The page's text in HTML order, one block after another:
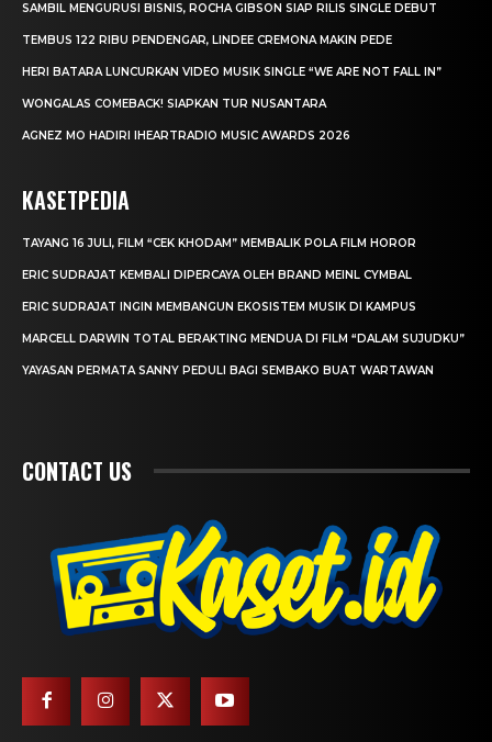
SAMBIL MENGURUSI BISNIS, ROCHA GIBSON SIAP RILIS SINGLE DEBUT
TEMBUS 122 RIBU PENDENGAR, LINDEE CREMONA MAKIN PEDE
HERI BATARA LUNCURKAN VIDEO MUSIK SINGLE “WE ARE NOT FALL IN”
WONGALAS COMEBACK! SIAPKAN TUR NUSANTARA
AGNEZ MO HADIRI IHEARTRADIO MUSIC AWARDS 2026
KASETPEDIA
TAYANG 16 JULI, FILM “CEK KHODAM” MEMBALIK POLA FILM HOROR
ERIC SUDRAJAT KEMBALI DIPERCAYA OLEH BRAND MEINL CYMBAL
ERIC SUDRAJAT INGIN MEMBANGUN EKOSISTEM MUSIK DI KAMPUS
MARCELL DARWIN TOTAL BERAKTING MENDUA DI FILM “DALAM SUJUDKU”
YAYASAN PERMATA SANNY PEDULI BAGI SEMBAKO BUAT WARTAWAN
CONTACT US